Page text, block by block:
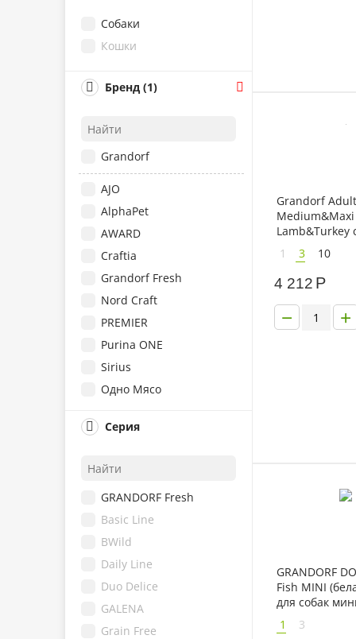
Собаки
Кошки
Бренд (1)
Grandorf
AJO
AlphaPet
AWARD
Craftia
Grandorf Fresh
Nord Craft
PREMIER
Purina ONE
Sirius
Одно Мясо
Eukanuba
Purina Pro Plan
Monge
Best Dinner
Blitz
Gemon
Родные Корма
Серия
GRANDORF Fresh
Basic Line
BWild
Daily Line
Duo Delice
GALENA
Grain Free
Grandorf Adult
Medium&Maxi
Lamb&Turkey
для взрослых
средних и
пород с
индейкой
1 3 10
4 212 Р
+
−
GRANDORF
Fish MINI
для собак
1
3